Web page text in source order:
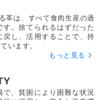
革は、すべて食肉生産の過
。捨てられるはずだった
戻し、活用することで、持
います。
もっと見る
で、貧困により困難な状況